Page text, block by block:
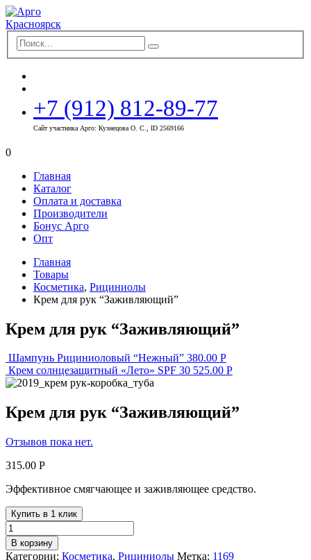
+7 (912) 812-89-77
Сайт участника Арго: Кузнецова О. С., ID 2569166
0
Главная
Каталог
Оплата и доставка
Производители
Бонус Арго
Опт
Главная
Товары
Косметика, Рициниолы
Крем для рук “Заживляющий”
Крем для рук “Заживляющий”
Шампунь Рициниоловый “Нежный” 380.00 Р
Крем солнцезащитный «Лето» SPF 30 525.00 Р
Крем для рук “Заживляющий”
Отзывов пока нет.
315.00 Р
Эффективное смягчающее и заживляющее средство.
Купить в 1 клик
В корзину
Категории: Косметика, Рициниолы Метка: 1169